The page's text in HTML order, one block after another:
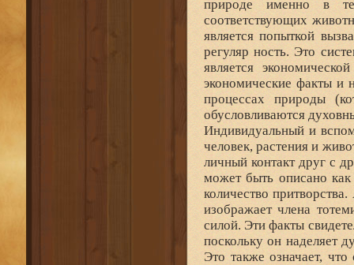
природе именно в те
соответствующих
является попыткой
регуляр ность. Это
является
экономические факты и
процессах природы
обусловливаются
Индивидуальный и
человек, растения и
личный контакт друг с
может быть описано как
количество
изображает члена
силой. Эти факты
поскольку он наделяет
Это также означает,